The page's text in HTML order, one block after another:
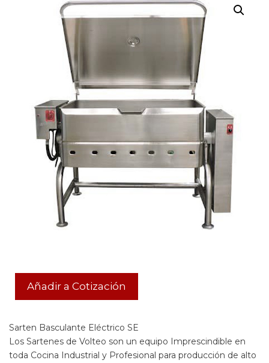
Añadir a Cotización
Sarten Basculante Eléctrico SE
Los Sartenes de Volteo son un equipo Imprescindible en
toda Cocina Industrial y Profesional para producción de alto